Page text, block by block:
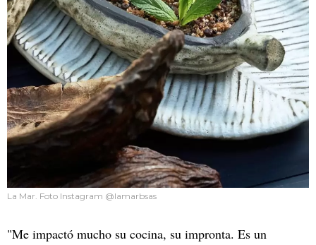
La Mar. Foto Instagram @lamarbsas
"Me impactó mucho su cocina, su impronta. Es un